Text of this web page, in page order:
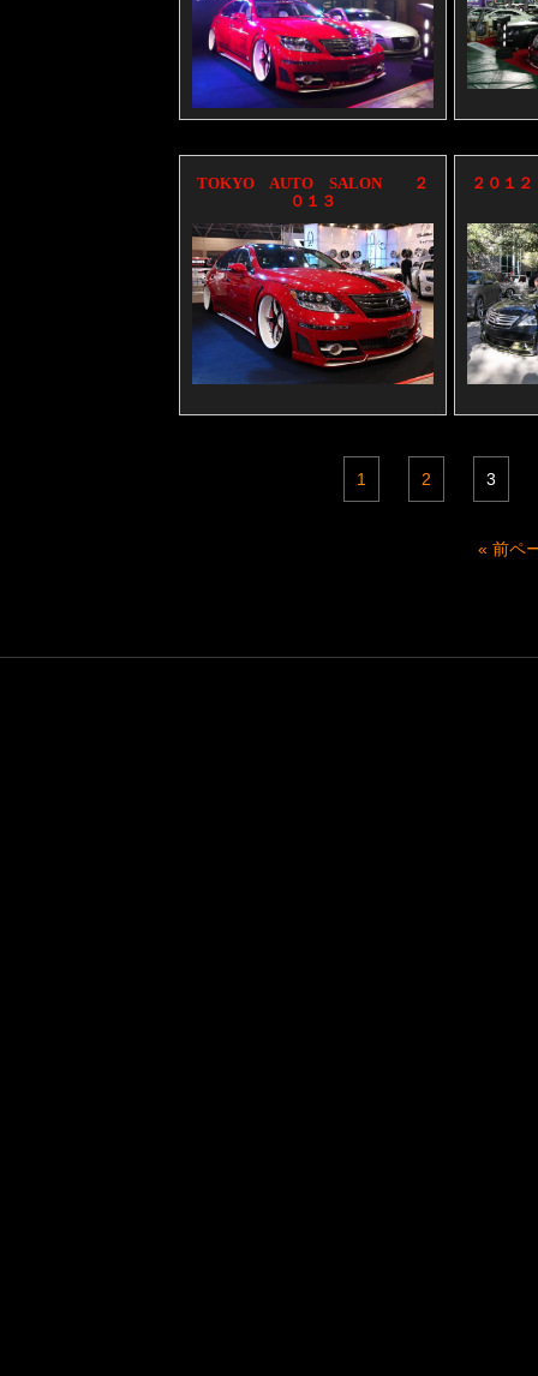
TOKYO AUTO SALON ２
０１３
２０１
1 2 3
« 前ペ